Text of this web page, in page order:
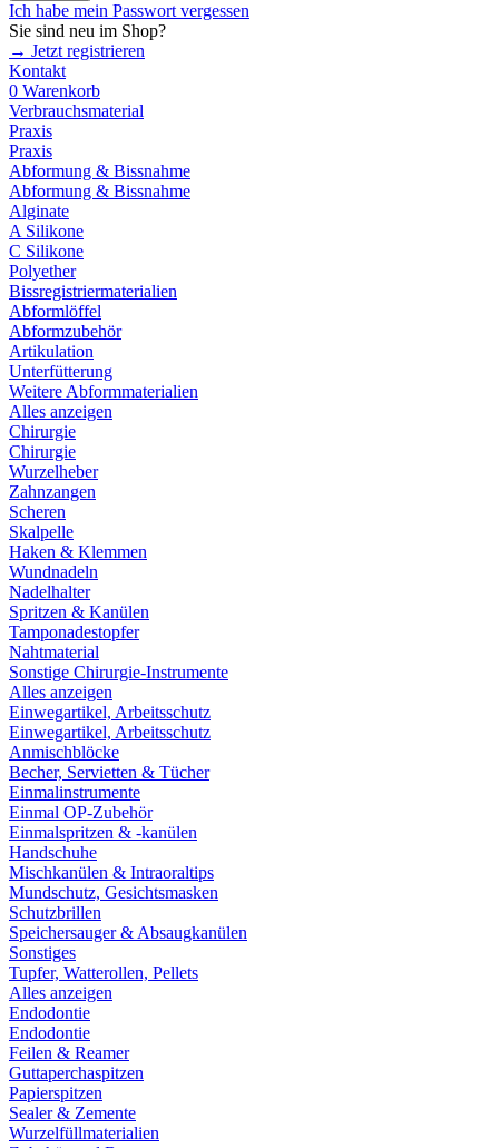
Ich habe mein Passwort vergessen
Sie sind neu im Shop?
→ Jetzt registrieren
Kontakt
0 Warenkorb
Verbrauchsmaterial
Praxis
Praxis
Abformung & Bissnahme
Abformung & Bissnahme
Alginate
A Silikone
C Silikone
Polyether
Bissregistriermaterialien
Abformlöffel
Abformzubehör
Artikulation
Unterfütterung
Weitere Abformmaterialien
Alles anzeigen
Chirurgie
Chirurgie
Wurzelheber
Zahnzangen
Scheren
Skalpelle
Haken & Klemmen
Wundnadeln
Nadelhalter
Spritzen & Kanülen
Tamponadestopfer
Nahtmaterial
Sonstige Chirurgie-Instrumente
Alles anzeigen
Einwegartikel, Arbeitsschutz
Einwegartikel, Arbeitsschutz
Anmischblöcke
Becher, Servietten & Tücher
Einmalinstrumente
Einmal OP-Zubehör
Einmalspritzen & -kanülen
Handschuhe
Mischkanülen & Intraoraltips
Mundschutz, Gesichtsmasken
Schutzbrillen
Speichersauger & Absaugkanülen
Sonstiges
Tupfer, Watterollen, Pellets
Alles anzeigen
Endodontie
Endodontie
Feilen & Reamer
Guttaperchaspitzen
Papierspitzen
Sealer & Zemente
Wurzelfüllmaterialien